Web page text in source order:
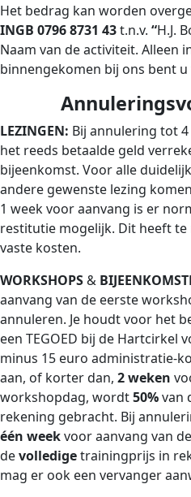
Het bedrag kan worden
INGB 0796 8731 43t.n.v. “H.J.
Naam van de activiteit. Alleen
binnengekomen bij ons bent
LEZINGEN: Bij annulering tot
het reeds betaalde geld
bijeenkomst. Voor alle
andere gewenste lezing
1 week voor aanvang is er
restitutie mogelijk. Dit heeft te
vaste kosten.
WORKSHOPS&
aanvang van de eerste
annuleren. Je houdt voor het
een TEGOED bij de Hartcirkel
minus 15 euro administratie-
aan, of korter dan, 2 weken
workshopdag, wordt50%van
rekening gebracht. Bij
één weekvoor aanvang van
devolledigetrainingprijs in
mag er ook een vervanger